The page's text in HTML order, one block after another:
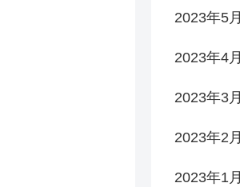
2023年5月
2023年4月
2023年3月
2023年2月
2023年1月